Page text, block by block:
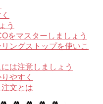
う
をマスターしましょう
ングストップを使いこ
は注意しましょう
やすく
文とは